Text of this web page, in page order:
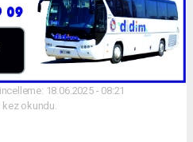
18.06.2025 - 08:21
kez okundu.